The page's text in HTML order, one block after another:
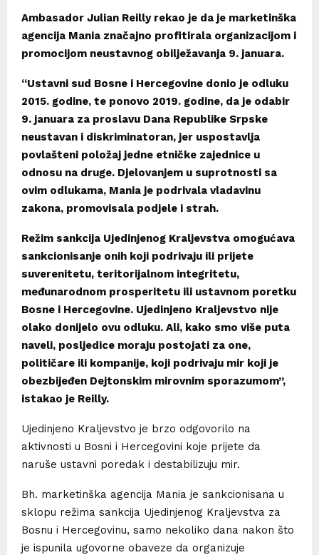
Ambasador Julian Reilly rekao je da je marketinška
agencija Mania značajno profitirala organizacijom i
promocijom neustavnog obilježavanja 9. januara.
“Ustavni sud Bosne i Hercegovine donio je odluku
2015. godine, te ponovo 2019. godine, da je odabir
9. januara za proslavu Dana Republike Srpske
neustavan i diskriminatoran, jer uspostavlja
povlašteni položaj jedne etničke zajednice u
odnosu na druge. Djelovanjem u suprotnosti sa
ovim odlukama, Mania je podrivala vladavinu
zakona, promovisala podjele i strah.
Režim sankcija Ujedinjenog Kraljevstva omogućava
sankcionisanje onih koji podrivaju ili prijete
suverenitetu, teritorijalnom integritetu,
međunarodnom prosperitetu ili ustavnom poretku
Bosne i Hercegovine. Ujedinjeno Kraljevstvo nije
olako donijelo ovu odluku. Ali, kako smo više puta
naveli, posljedice moraju postojati za one,
političare ili kompanije, koji podrivaju mir koji je
obezbijeđen Dejtonskim mirovnim sporazumom”,
istakao je Reilly.
Ujedinjeno Kraljevstvo je brzo odgovorilo na
aktivnosti u Bosni i Hercegovini koje prijete da
naruše ustavni poredak i destabilizuju mir.
Bh. marketinška agencija Mania je sankcionisana u
sklopu režima sankcija Ujedinjenog Kraljevstva za
Bosnu i Hercegovinu, samo nekoliko dana nakon što
je ispunila ugovorne obaveze da organizuje